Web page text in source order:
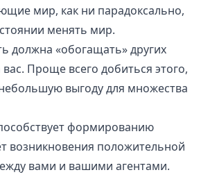
мир, как ни парадоксально,
менять мир.
должна «обогащать» других
Проще всего добиться этого,
выгоду для множества
формированию
возникновения положительной
вами и вашими агентами.